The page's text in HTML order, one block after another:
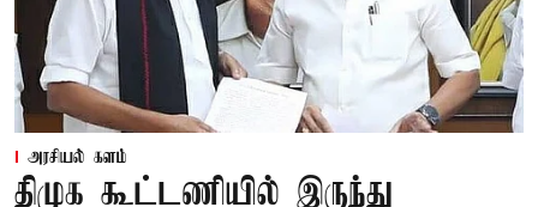
அரசியல் களம்
திமுக கூட்டணியில் இருந்து